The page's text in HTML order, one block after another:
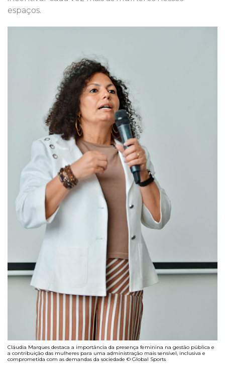
espaços.
Cláudia Marques destaca a importância da presença feminina na gestão pública e
a contribuição das mulheres para uma administração mais sensível, inclusiva e
comprometida com as demandas da sociedade © Global Sports